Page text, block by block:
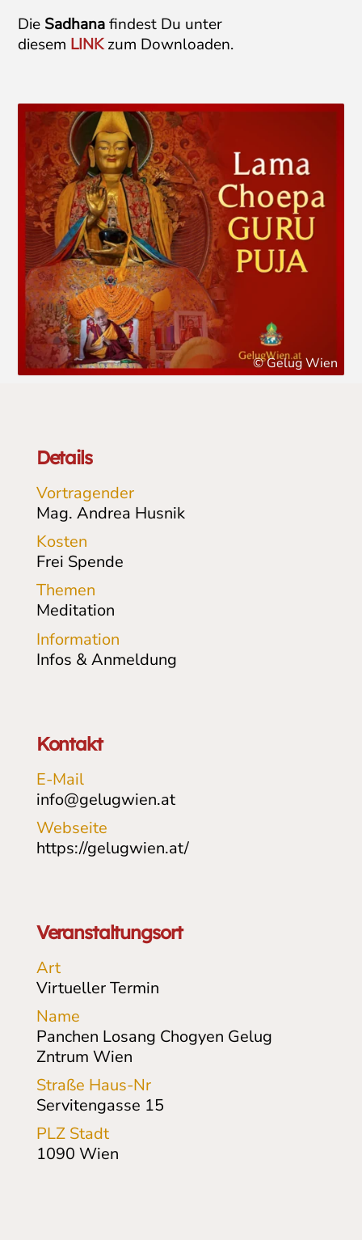
Die Sadhanafindest Du unter
diesem LINK zum Downloaden.
© Gelug Wien
Details
Vortragender
Mag. Andrea Husnik
Kosten
Frei Spende
Themen
Meditation
Information
Infos & Anmeldung
Kontakt
E-Mail
info@gelugwien.at
Webseite
https://gelugwien.at/
Veranstaltungsort
Art
Virtueller Termin
Name
Panchen Losang Chogyen Gelug
Zntrum Wien
Straße Haus-Nr
Servitengasse 15
PLZ Stadt
1090 Wien